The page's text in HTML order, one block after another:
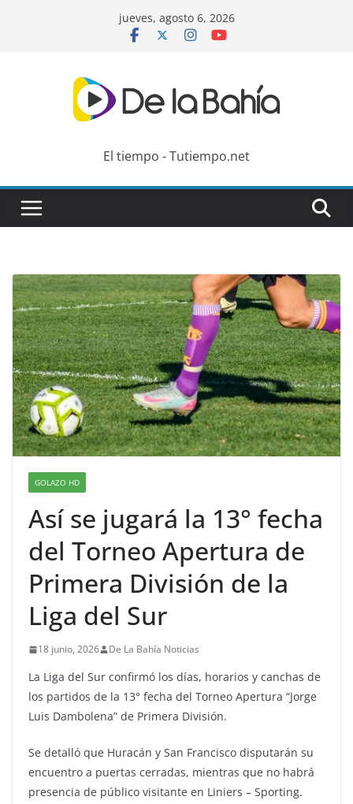
jueves, agosto 6, 2026
El tiempo - Tutiempo.net
GOLAZO HD
Así se jugará la 13° fecha
del Torneo Apertura de
Primera División de la
Liga del Sur
18 junio, 2026 De La Bahía Noticias
La Liga del Sur confirmó los días, horarios y canchas de
los partidos de la 13° fecha del Torneo Apertura “Jorge
Luis Dambolena” de Primera División.
Se detalló que Huracán y San Francisco disputarán su
encuentro a puertas cerradas, mientras que no habrá
presencia de público visitante en Liniers – Sporting.